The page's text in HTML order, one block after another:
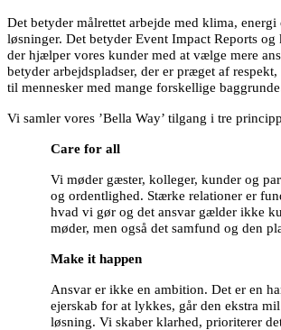
Det betyder målrettet arbejde med klima,
løsninger. Det betyder Event Impact Reports
der hjælper vores kunder med at vælge mere
betyder arbejdspladser, der er præget af
til mennesker med mange forskellige
Vi samler vores ’Bella Way’ tilgang i tre
Care for all
Vi møder gæster, kolleger, kunder og
og ordentlighed. Stærke relationer er
hvad vi gør og det ansvar gælder ikke
møder, men også det samfund og den
Make it happen
Ansvar er ikke en ambition. Det er en
ejerskab for at lykkes, går den ekstra
løsning. Vi skaber klarhed, prioriterer